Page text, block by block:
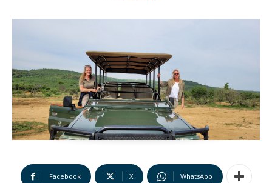
Facebook X WhatsApp